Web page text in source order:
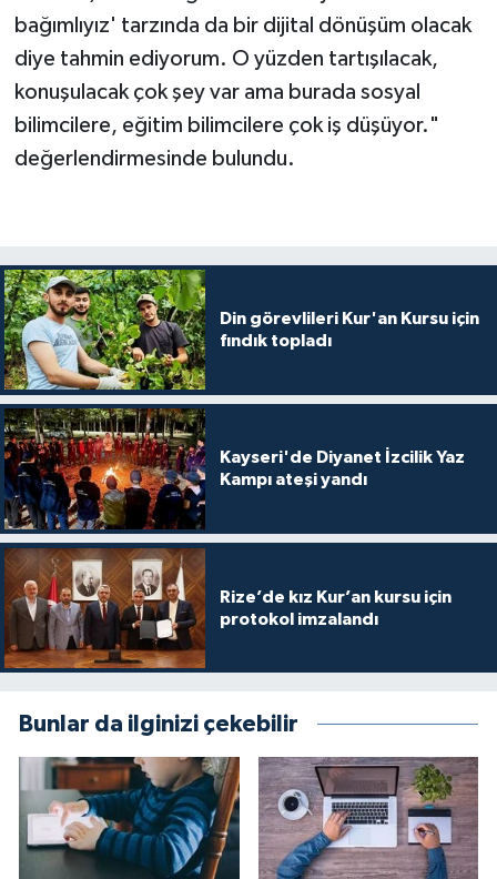
bağımlıyız' tarzında da bir dijital dönüşüm olacak
diye tahmin ediyorum. O yüzden tartışılacak,
konuşulacak çok şey var ama burada sosyal
bilimcilere, eğitim bilimcilere çok iş düşüyor."
değerlendirmesinde bulundu.
Din görevlileri Kur'an Kursu için
fındık topladı
Kayseri'de Diyanet İzcilik Yaz
Kampı ateşi yandı
Rize’de kız Kur’an kursu için
protokol imzalandı
Bunlar da ilginizi çekebilir